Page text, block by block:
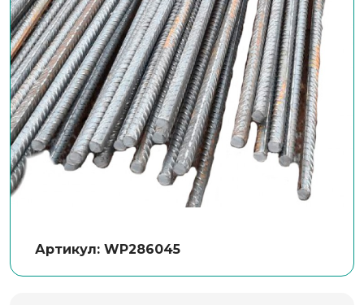
Артикул: WP286045